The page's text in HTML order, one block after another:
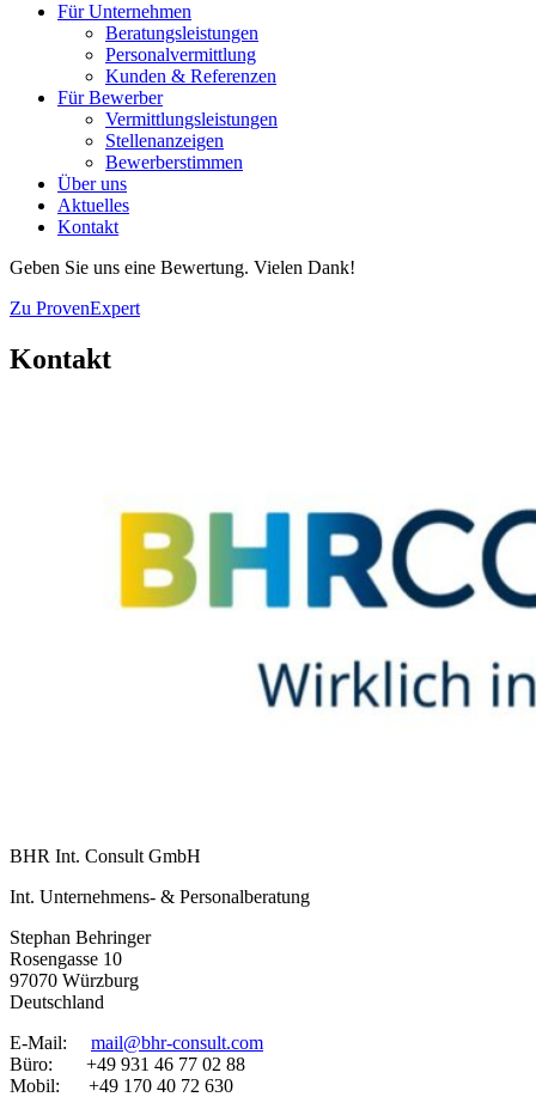
Für Unternehmen
Beratungsleistungen
Personalvermittlung
Kunden & Referenzen
Für Bewerber
Vermittlungsleistungen
Stellenanzeigen
Bewerberstimmen
Über uns
Aktuelles
Kontakt
Geben Sie uns eine Bewertung. Vielen Dank!
Zu ProvenExpert
Kontakt
BHR Int. Consult GmbH
Int. Unternehmens- & Personalberatung
Stephan Behringer
Rosengasse 10
97070 Würzburg
Deutschland
E-Mail: mail@bhr-consult.com
Büro: +49 931 46 77 02 88
Mobil: +49 170 40 72 630